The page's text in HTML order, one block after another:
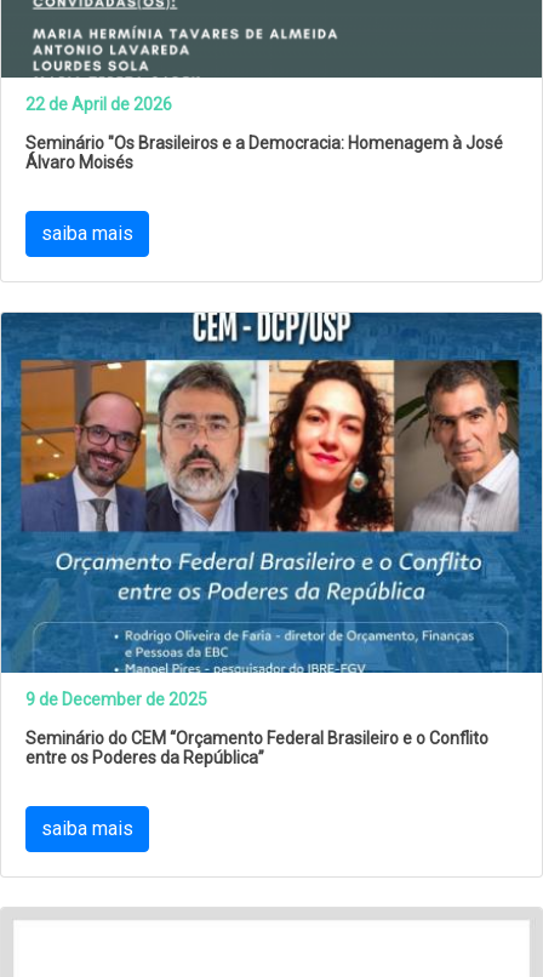
22 de April de 2026
Seminário "Os Brasileiros e a Democracia: Homenagem à José
Álvaro Moisés
saiba mais
9 de December de 2025
Seminário do CEM “Orçamento Federal Brasileiro e o Conflito
entre os Poderes da República”
saiba mais